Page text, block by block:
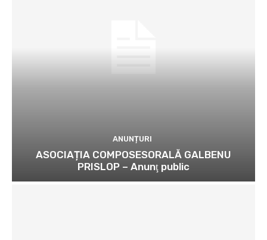
ANUNȚURI
ASOCIAȚIA COMPOSESORALĂ GALBENU
PRISLOP – Anunţ public